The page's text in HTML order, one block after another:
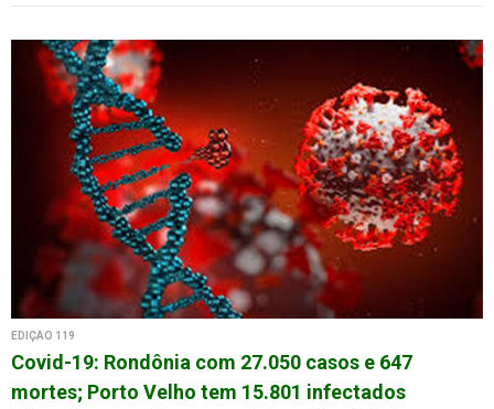
EDIÇÃO 119
Covid-19: Rondônia com 27.050 casos e 647
mortes; Porto Velho tem 15.801 infectados